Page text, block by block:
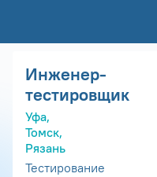
Инженер-
тестировщик
Уфа,
Томск,
Рязань
Тестирование